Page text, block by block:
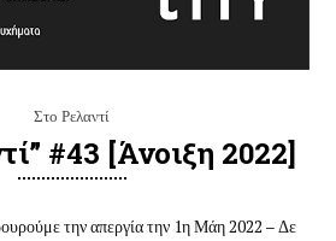
Στο Ρελαντί
#43 [άνοιξη 2022]
την απεργία την 1η Μάη 2022 – Δε